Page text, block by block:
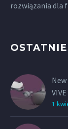
rozwiązania dla
1